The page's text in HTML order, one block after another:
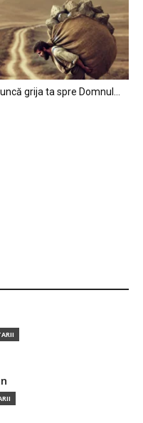
grija ta spre Domnul…